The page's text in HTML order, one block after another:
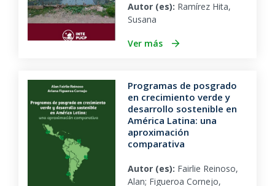
Autor (es): Ramírez Hita,
Susana
Ver más
Programas de posgrado
en crecimiento verde y
desarrollo sostenible en
América Latina: una
aproximación
comparativa
Autor (es): Fairlie Reinoso,
Alan; Figueroa Cornejo,